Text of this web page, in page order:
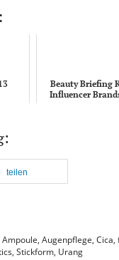
Beauty Briefing
Influencer
teilen
Ampoule, Augenpflege, Cica,
, Stickform, Urang